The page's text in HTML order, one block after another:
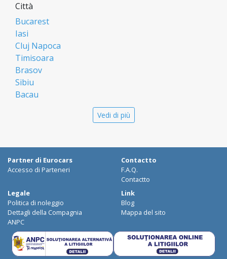
Città
Bucarest
Iasi
Cluj Napoca
Timisoara
Brasov
Sibiu
Bacau
Galati
Suceava
Focsani
Targoviste
Ploiesti
Craiova
Botosani
Deva
Vedi di più
Partner di Eurocars
Accesso di Parteneri
Contactto
F.A.Q.
Contactto
Legale
Politica di noleggio
Dettagli della Compagnia
ANPC
Link
Blog
Mappa del sito